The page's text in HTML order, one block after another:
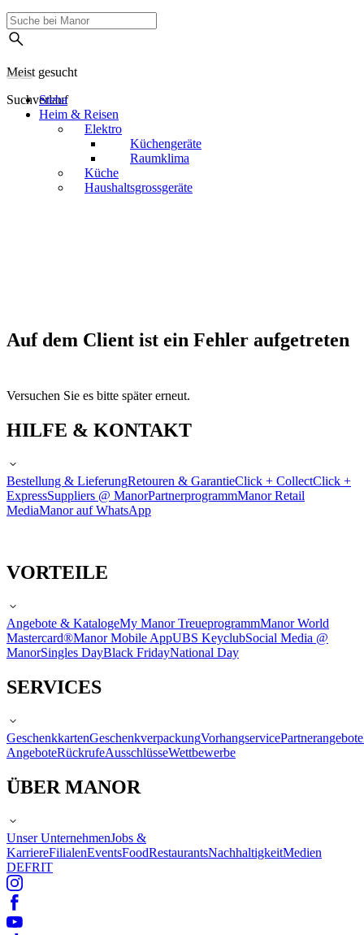
Meist gesucht
Suchverlauf
Steba
Heim & Reisen
Elektro
Küchengeräte
Raumklima
Küche
Haushaltsgrossgeräte
Auf dem Client ist ein Fehler aufgetreten
Versuchen Sie es bitte später erneut.
HILFE & KONTAKT
Bestellung & LieferungRetouren & GarantieClick + CollectClick +
ExpressSuppliers @ ManorPartnerprogrammManor Retail
MediaManor auf WhatsApp
VORTEILE
Angebote & KatalogeMy Manor TreueprogrammManor World
Mastercard®Manor Mobile AppUBS KeyclubSocial Media @
ManorSingles DayBlack FridayNational Day
SERVICES
GeschenkkartenGeschenkverpackungVorhangservicePartnerangebote
AngeboteRückrufeAusschlüsseWettbewerbe
ÜBER MANOR
Unser UnternehmenJobs &
KarriereFilialenEventsFoodRestaurantsNachhaltigkeitMedien
DEFRIT